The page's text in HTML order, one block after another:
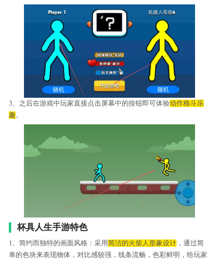
3、之后在游戏中玩家直接点击屏幕中的按钮即可体验动作格斗乐
趣 。
杯具人生手游特色
1、简约而独特的画面风格：采用简洁的火柴人形象设计，通过简
单的色块来表现物体，对比感较强，线条流畅，色彩鲜明，给玩家